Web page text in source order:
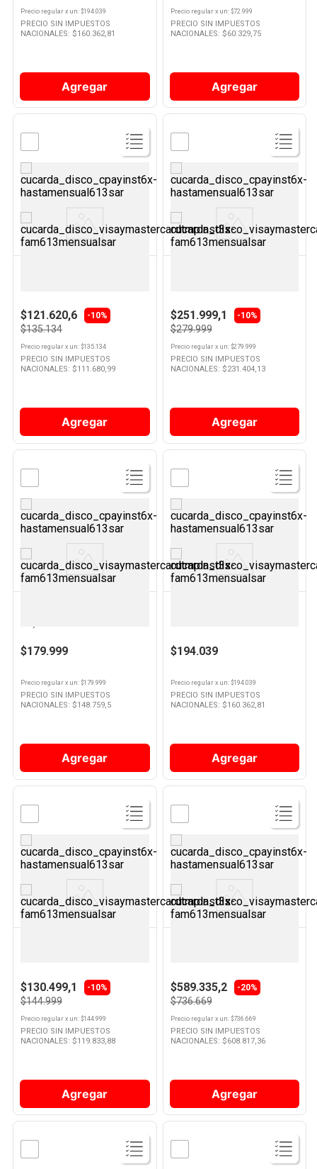
Precio regular x un: $194.039
PRECIO SIN IMPUESTOS
NACIONALES: $160.362,81
Agregar
Precio regularx un: $72.999
PRECIO SIN IMPUESTOS
NACIONALES: $60.329,75
Agregar
Producto
$121.620,6 -10%
$135.134
Precio regular x un: $135.134
PRECIO SIN IMPUESTOS
NACIONALES: $111.680,99
Agregar
Producto
$251.999,1 -10%
$279.999
Precio regularx un: $279.999
PRECIO SIN IMPUESTOS
NACIONALES: $231.404,13
Agregar
Ver
Producto
$179.999
Precio regular x un: $179.999
PRECIO SIN IMPUESTOS
NACIONALES: $148.759,5
Agregar
Ver
Producto
$194.039
Precio regularx un: $194.039
PRECIO SIN IMPUESTOS
NACIONALES: $160.362,81
Agregar
Ver
Producto
$130.499,1 -10%
$144.999
Precio regular x un: $144.999
PRECIO SIN IMPUESTOS
NACIONALES: $119.833,88
Agregar
Ver
Producto
$589.335,2 -20%
$736.669
Precio regularx un: $736.669
PRECIO SIN IMPUESTOS
NACIONALES: $608.817,36
Agregar